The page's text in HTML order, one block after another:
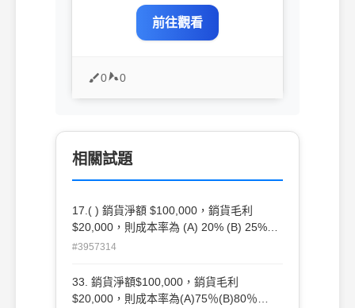
前往觀看
0 0
相關試題
17.( ) 銷貨淨額 $100,000，銷貨毛利
$20,000，則成本率為 (A) 20% (B) 25%
(C) 75% (D) 80%
#3957314
33. 銷貨淨額$100,000，銷貨毛利
$20,000，則成本率為(A)75％(B)80％